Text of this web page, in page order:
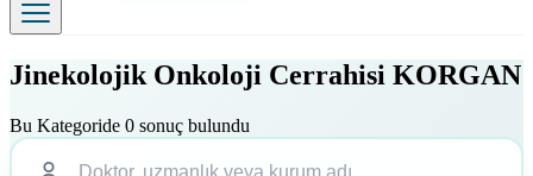
Jinekolojik Onkoloji Cerrahisi KORGAN
Bu Kategoride 0 sonuç bulundu